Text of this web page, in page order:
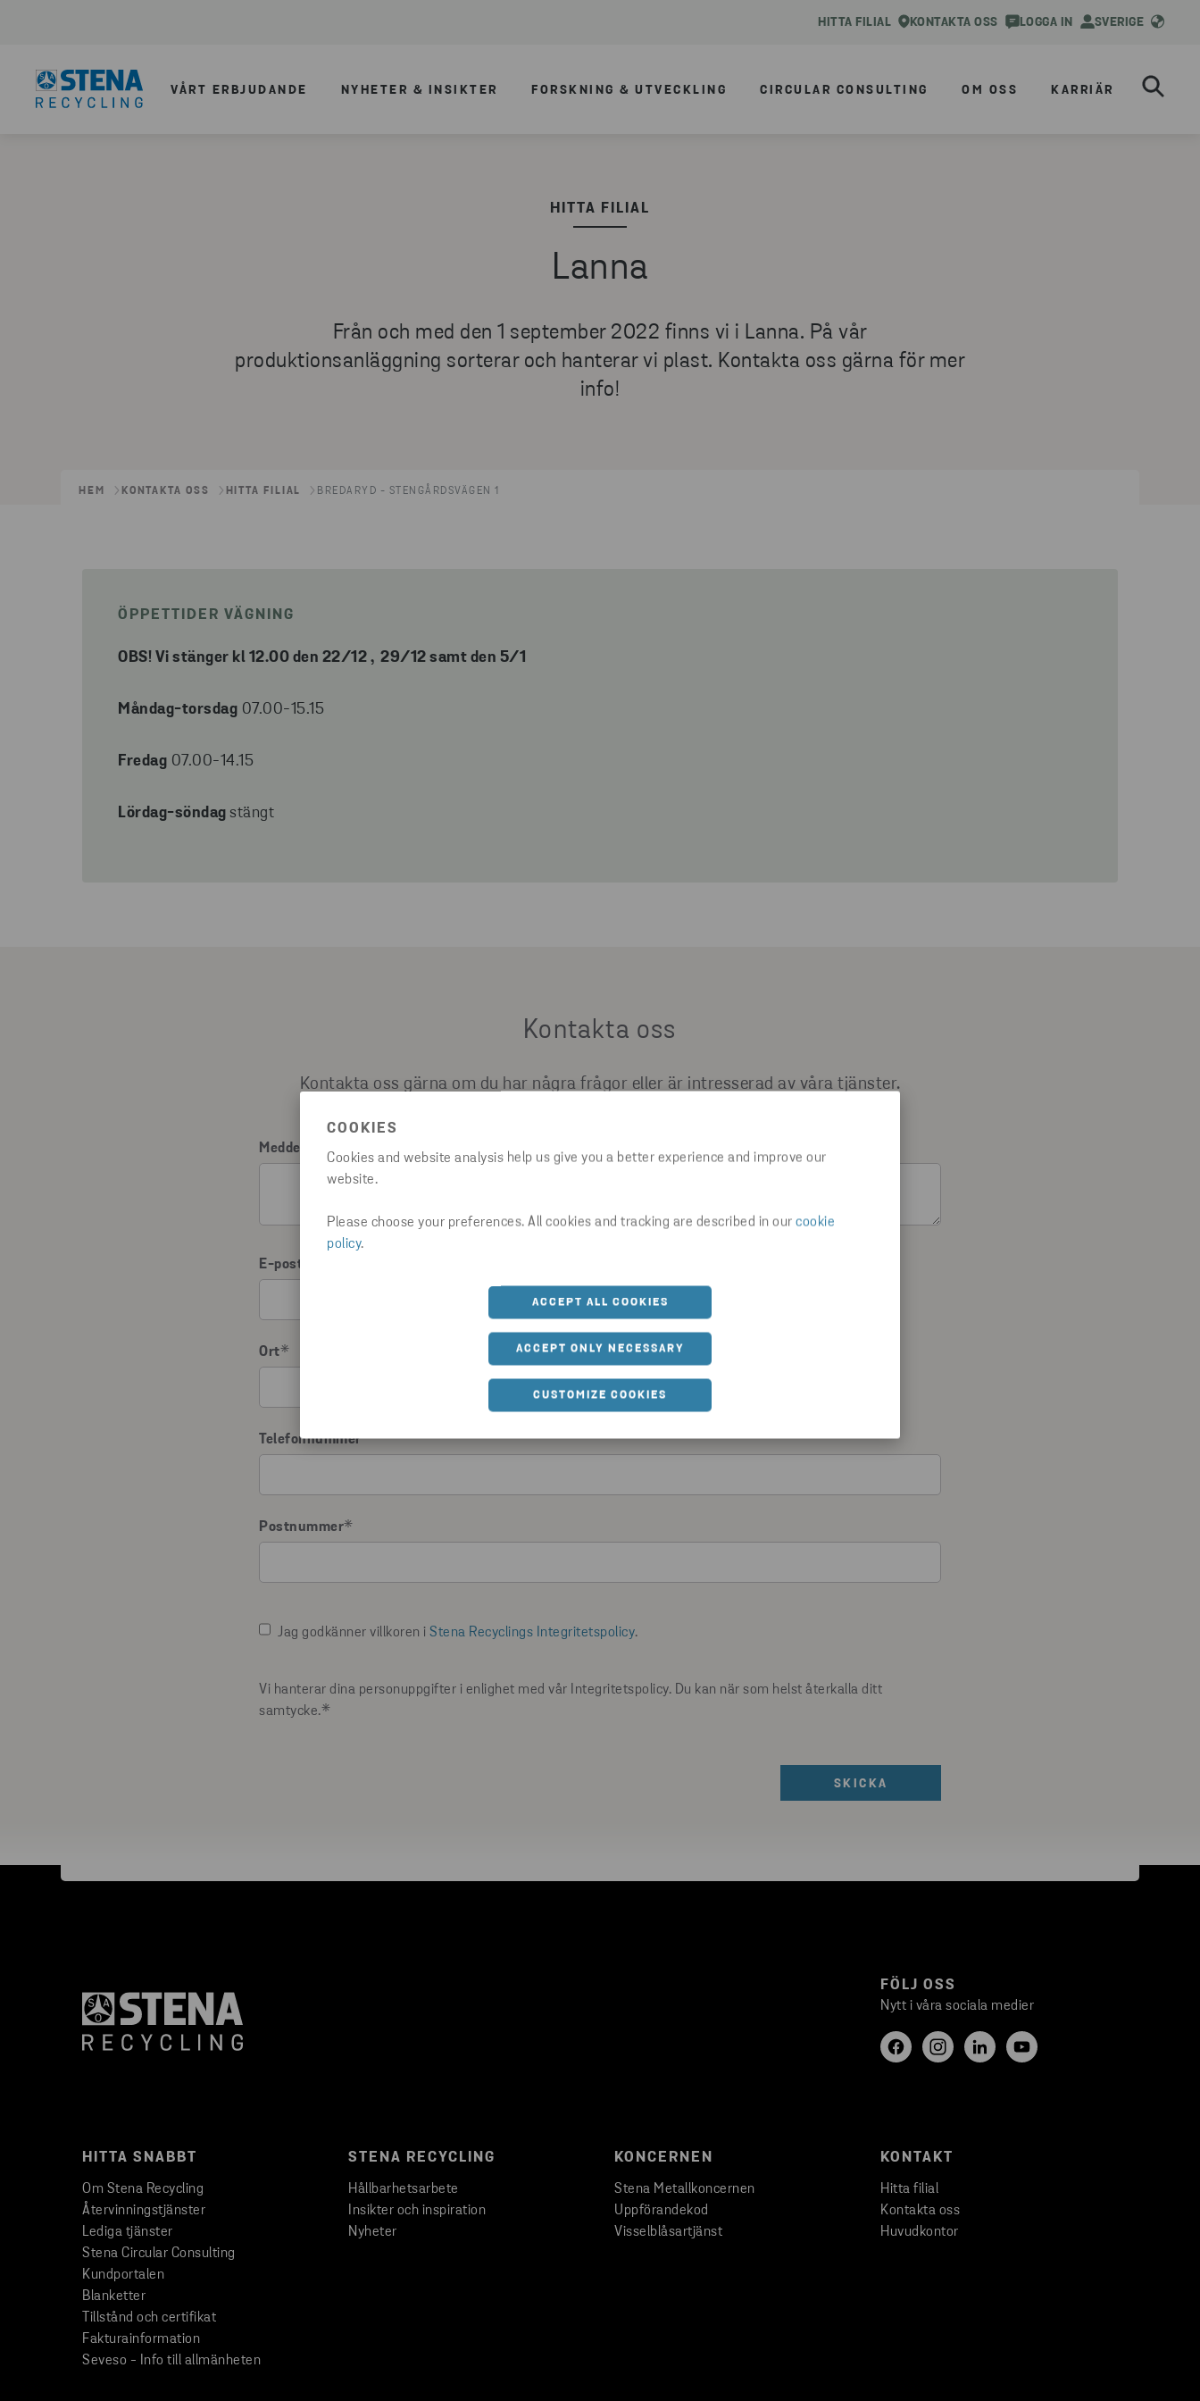
COOKIES
Cookies and website analysis help us give you a better experience and improve our
website.
Please choose your preferences. All cookies and tracking are described in our cookie
policy.
ACCEPT ALL COOKIES
ACCEPT ONLY NECESSARY
CUSTOMIZE COOKIES
HITTA FILIAL KONTAKTA OSS LOGGA IN SVERIGE
VÅRT ERBJUDANDE NYHETER & INSIKTER FORSKNING & UTVECKLING CIRCULAR CONSULTING OM OSS KARRIÄR
HITTA FILIAL
Lanna
Från och med den 1 september 2022 finns vi i Lanna. På vår
produktionsanläggning sorterar och hanterar vi plast. Kontakta oss gärna för mer
info!
HEM KONTAKTA OSS HITTA FILIAL BREDARYD - STENGÅRDSVÄGEN 1
ÖPPETTIDER VÄGNING
OBS! Vi stänger kl 12.00 den 22/12 , 29/12 samt den 5/1
Måndag-torsdag 07.00-15.15
Fredag 07.00-14.15
Lördag-söndag stängt
Kontakta oss
Kontakta oss gärna om du har några frågor eller är intresserad av våra tjänster.
Meddelande
E-post
Ort*
Telefonnummer
Postnummer*
Jag godkänner villkoren i Stena Recyclings Integritetspolicy.
Vi hanterar dina personuppgifter i enlighet med vår Integritetspolicy. Du kan när som helst återkalla ditt
samtycke.*
FÖLJ OSS
Nytt i våra sociala medier
HITTA SNABBT
Om Stena Recycling
Återvinningstjänster
Lediga tjänster
Stena Circular Consulting
Kundportalen
Blanketter
Tillstånd och certifikat
Fakturainformation
Seveso - Info till allmänheten
STENA RECYCLING
Hållbarhetsarbete
Insikter och inspiration
Nyheter
KONCERNEN
Stena Metallkoncernen
Uppförandekod
Visselblåsartjänst
KONTAKT
Hitta filial
Kontakta oss
Huvudkontor